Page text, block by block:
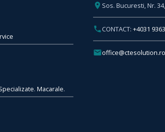
.Macarale.
Sos. Bucuresti, Nr.
CONTACT: +4031 9363
office@ctesolution.ro